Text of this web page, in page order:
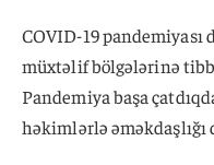
COVID-19
müxtəlif bölgələrinə
Pandemiya başa
həkimlərlə